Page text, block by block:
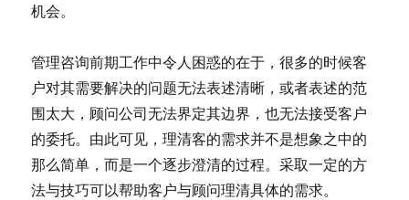
机会。
管理咨询前期工作中令人困惑的在于，很多的时候客
户对其需要解决的问题无法表述清晰，或者表述的范
围太大，顾问公司无法界定其边界，也无法接受客户
的委托。由此可见，理清客的需求并不是想象之中的
那么简单，而是一个逐步澄清的过程。采取一定的方
法与技巧可以帮助客户与顾问理清具体的需求。